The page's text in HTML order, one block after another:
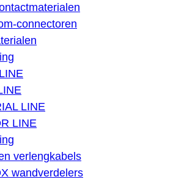
connectoren
LINE
LINE
verlengkabels
wandverdelers